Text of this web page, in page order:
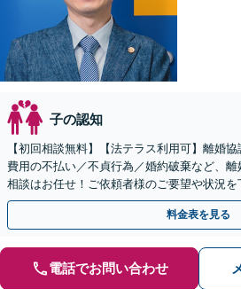
子の認知
【初回相談無料】【法テラス利用可】離婚
費用の不払い／不貞行為／婚約破棄など、
相談はお任せ！ご依頼者様のご要望や状況を
解決へ向けて尽力します【相談室完全個室】
料金表を見る
電話でお問い合わせ